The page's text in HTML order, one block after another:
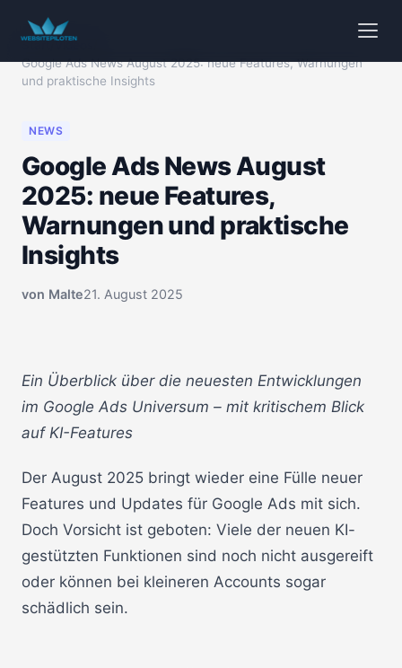
Start/Videos
Google Ads News August 2025: neue Features, Warnungen
und praktische Insights
NEWS
Google Ads News August
2025: neue Features,
Warnungen und praktische
Insights
von Malte21. August 2025
Ein Überblick über die neuesten Entwicklungen
im Google Ads Universum – mit kritischem Blick
auf KI-Features
Der August 2025 bringt wieder eine Fülle neuer
Features und Updates für Google Ads mit sich.
Doch Vorsicht ist geboten: Viele der neuen KI-
gestützten Funktionen sind noch nicht ausgereift
oder können bei kleineren Accounts sogar
schädlich sein.